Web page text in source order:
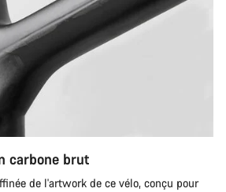
carbone brut
de l'artwork de ce vélo, conçu pour